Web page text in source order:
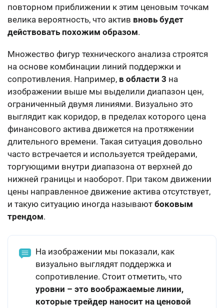
повторном приближении к этим ценовым точкам
велика вероятность, что актив вновь будет
действовать похожим образом.
Множество фигур технического анализа строятся
на основе комбинации линий поддержки и
сопротивления. Например, в области 3 на
изображении выше мы выделили диапазон цен,
ограниченный двумя линиями. Визуально это
выглядит как коридор, в пределах которого цена
финансового актива движется на протяжении
длительного времени. Такая ситуация довольно
часто встречается и используется трейдерами,
торгующими внутри диапазона от верхней до
нижней границы и наоборот. При таком движении
цены направленное движение актива отсутствует,
и такую ситуацию иногда называют боковым
трендом.
На изображении мы показали, как
визуально выглядят поддержка и
сопротивление. Стоит отметить, что
уровни – это воображаемые линии,
которые трейдер наносит на ценовой